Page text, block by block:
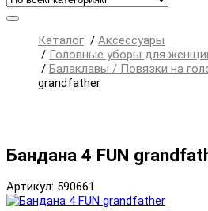
Каталог / Аксессуары
/ Головные уборы для
/ Балаклавы / Повязки на
grandfather
Бандана 4 FUN
Артикул: 590661